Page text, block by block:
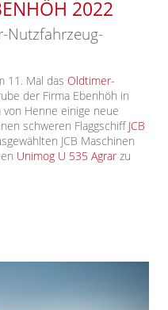
2022
Nutzfahrzeug-
11. Mal das Oldtimer-
der Firma Ebenhöh in
Henne einige neue
schweren Flaggschiff JCB
JCB Maschinen
Unimog U 535 Agrar zu